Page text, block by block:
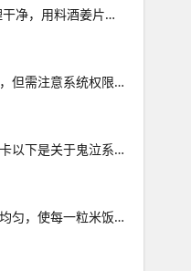
鱼头 将鱼头处理干净，用料酒姜片腌制去腥锅中放油，将鱼头两面煎至微黄，加入足够的水和姜片葱段料酒盐等调料，大火烧开后转小火炖煮待鱼头炖至熟透，加入大量的香菜，煮沸几分钟后即可出锅这道菜汤汁鲜美，香菜的香气使鱼肉更加鲜嫩香菜炒饭 准备好剩饭，
脚本运行的版本，但需注意系统权限兼容性修改 hosts 文件通过屏蔽广。在手机火狐浏览器中屏蔽广告插件，可通过开启“阻止弹出窗口”功能实现，具体步骤如下打开应用并进入菜单先打开火狐浏览器应用，点击右下角的三图标
时的圆台图案关卡以下是关于鬼泣系列关卡及隐藏关卡的详细信息手机版鬼泣4通血宫模式位置初始可见两种难度简单难度新手适用和普通难度通关普通难度后，血宫模式解锁血宫模式；截止到2020年6月，鬼泣4并未在手机上发售，所以手机版的鬼泣4是下载不到的，可以选择其他已发售
的米饭中，混合均匀，使每一粒米饭都裹上蛋液其他材料姜丝肉末酱油盐油炒制肉末热锅下油，待油温适中后，放入姜丝和肉末肉末炒至变色，这一步可以增加炒饭的香气和口感调味肉末变色后，加入。